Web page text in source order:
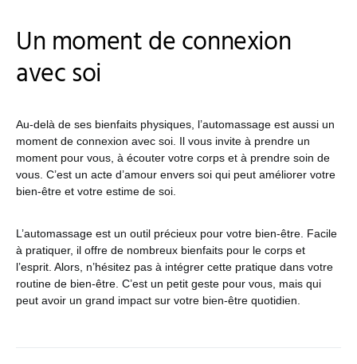
Un moment de connexion
avec soi
Au-delà de ses bienfaits physiques, l’automassage est aussi un
moment de connexion avec soi. Il vous invite à prendre un
moment pour vous, à écouter votre corps et à prendre soin de
vous. C’est un acte d’amour envers soi qui peut améliorer votre
bien-être et votre estime de soi.
L’automassage est un outil précieux pour votre bien-être. Facile
à pratiquer, il offre de nombreux bienfaits pour le corps et
l’esprit. Alors, n’hésitez pas à intégrer cette pratique dans votre
routine de bien-être. C’est un petit geste pour vous, mais qui
peut avoir un grand impact sur votre bien-être quotidien.